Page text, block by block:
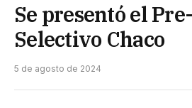
Se presentó el
Selectivo Chaco
5 de agosto de 2024